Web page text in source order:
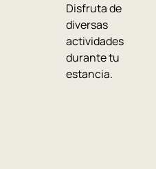
Disfruta de
diversas
actividades
durante tu
estancia.